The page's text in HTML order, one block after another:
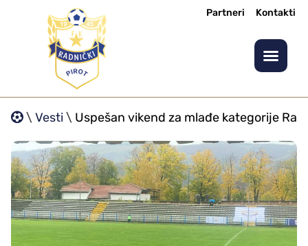
Partneri Kontakti
\ Vesti\ Uspešan vikend za mlađe kategorije